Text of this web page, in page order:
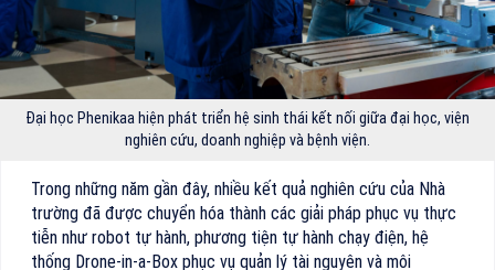
Đại học Phenikaa hiện phát triển hệ sinh thái kết nối giữa đại học, viện
nghiên cứu, doanh nghiệp và bệnh viện.
Trong những năm gần đây, nhiều kết quả nghiên cứu của Nhà
trường đã được chuyển hóa thành các giải pháp phục vụ thực
tiễn như robot tự hành, phương tiện tự hành chạy điện, hệ
thống Drone-in-a-Box phục vụ quản lý tài nguyên và môi